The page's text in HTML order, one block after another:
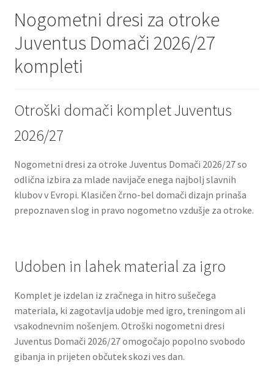
Nogometni dresi za otroke
Juventus Domači 2026/27
kompleti
Otroški domači komplet Juventus
2026/27
Nogometni dresi za otroke Juventus Domači 2026/27 so
odlična izbira za mlade navijače enega najbolj slavnih
klubov v Evropi. Klasičen črno-bel domači dizajn prinaša
prepoznaven slog in pravo nogometno vzdušje za otroke.
Udoben in lahek material za igro
Komplet je izdelan iz zračnega in hitro sušečega
materiala, ki zagotavlja udobje med igro, treningom ali
vsakodnevnim nošenjem. Otroški nogometni dresi
Juventus Domači 2026/27 omogočajo popolno svobodo
gibanja in prijeten občutek skozi ves dan.